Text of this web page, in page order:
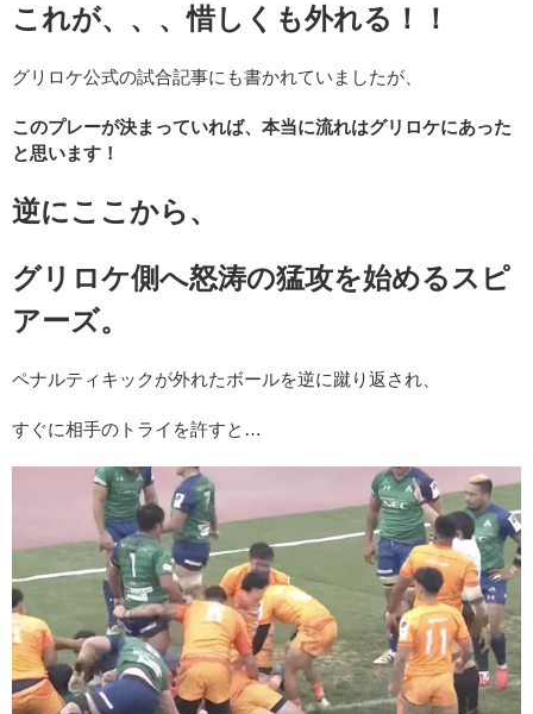
これが、、、惜しくも外れる！！
グリロケ公式の試合記事にも書かれていましたが、
このプレーが決まっていれば、本当に流れはグリロケにあった
と思います！
逆にここから、
グリロケ側へ怒涛の猛攻を始めるスピ
アーズ。
ペナルティキックが外れたボールを逆に蹴り返され、
すぐに相手のトライを許すと…